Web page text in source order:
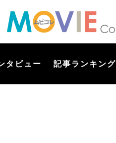
タビュー 記事ランキング